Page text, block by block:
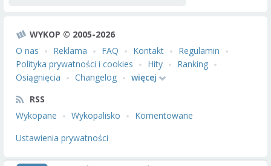
WYKOP © 2005-2026
O nas
Reklama FAQ Kontakt
Regulamin
Polityka prywatności i cookies
Hity
Ranking
Osiągnięcia
Changelog
więcej
RSS
Wykopane
Wykopalisko
Komentowane
Ustawienia prywatności